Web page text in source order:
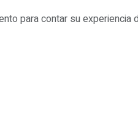
para contar su